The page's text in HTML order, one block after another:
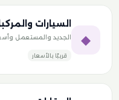
◆
السيارات
الجديد والمستعمل
قريبًا بالأسعار